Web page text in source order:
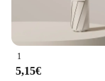
1
5,15€